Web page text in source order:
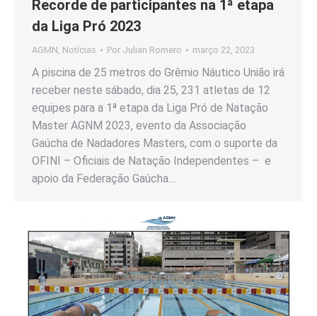
Recorde de participantes na 1ª etapa
da Liga Pró 2023
AGMN Notícias Por Julian Romero março 22, 2023
A piscina de 25 metros do Grêmio Náutico União irá
receber neste sábado, dia 25, 231 atletas de 12
equipes para a 1ª etapa da Liga Pró de Natação
Master AGNM 2023, evento da Associação
Gaúcha de Nadadores Masters, com o suporte da
OFINI – Oficiais de Natação Independentes – e
apoio da Federação Gaúcha…